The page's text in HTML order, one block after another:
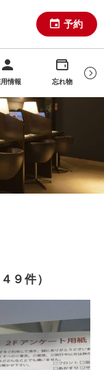
予約
情報 忘れ物
９件）